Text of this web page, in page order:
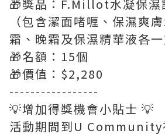
🎁獎品：F.Millot水凝保濕
（包含潔面啫喱、保濕爽
霜、晚霜及保濕精華液各一
🎁名額：15個
🎁價值：$2,280
-----------------
💡增加得獎機會小貼士 💡
活動期間到U Community